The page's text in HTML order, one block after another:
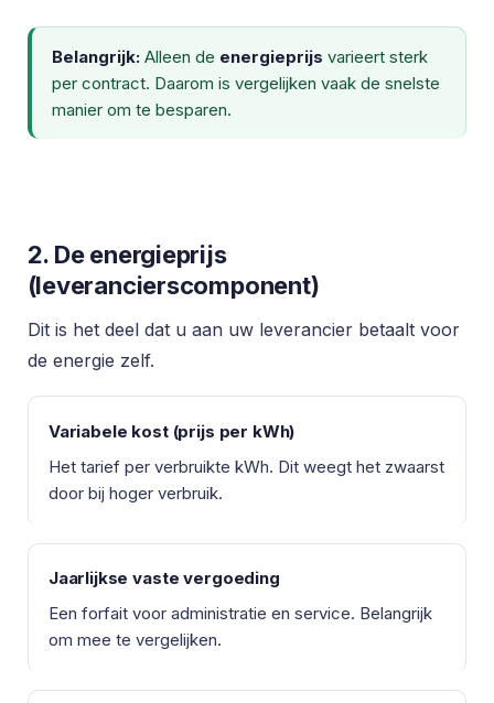
Belangrijk:Alleen de energieprijs varieert sterk
per contract. Daarom is vergelijken vaak de snelste
manier om te besparen.
2. De energieprijs
(leverancierscomponent)
Dit is het deel dat u aan uw leverancier betaalt voor
de energie zelf.
Variabele kost (prijs per kWh)
Het tarief per verbruikte kWh. Dit weegt het zwaarst
door bij hoger verbruik.
Jaarlijkse vaste vergoeding
Een forfait voor administratie en service. Belangrijk
om mee te vergelijken.